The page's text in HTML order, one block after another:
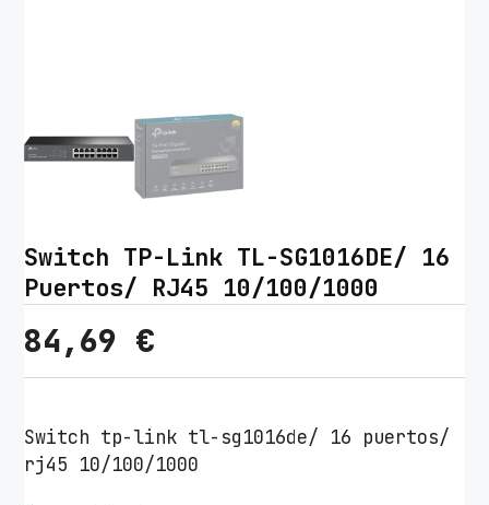
Switch TP-Link TL-SG1016DE/ 16
Puertos/ RJ45 10/100/1000
84,69 €
Switch tp-link tl-sg1016de/ 16 puertos/
rj45 10/100/1000